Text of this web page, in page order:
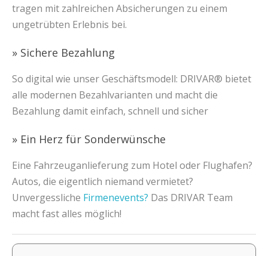
tragen mit zahlreichen Absicherungen zu einem
ungetrübten Erlebnis bei.
» Sichere Bezahlung
So digital wie unser Geschäftsmodell: DRIVAR® bietet
alle modernen Bezahlvarianten und macht die
Bezahlung damit einfach, schnell und sicher
» Ein Herz für Sonderwünsche
Eine Fahrzeuganlieferung zum Hotel oder Flughafen?
Autos, die eigentlich niemand vermietet?
Unvergessliche Firmenevents? Das DRIVAR Team
macht fast alles möglich!